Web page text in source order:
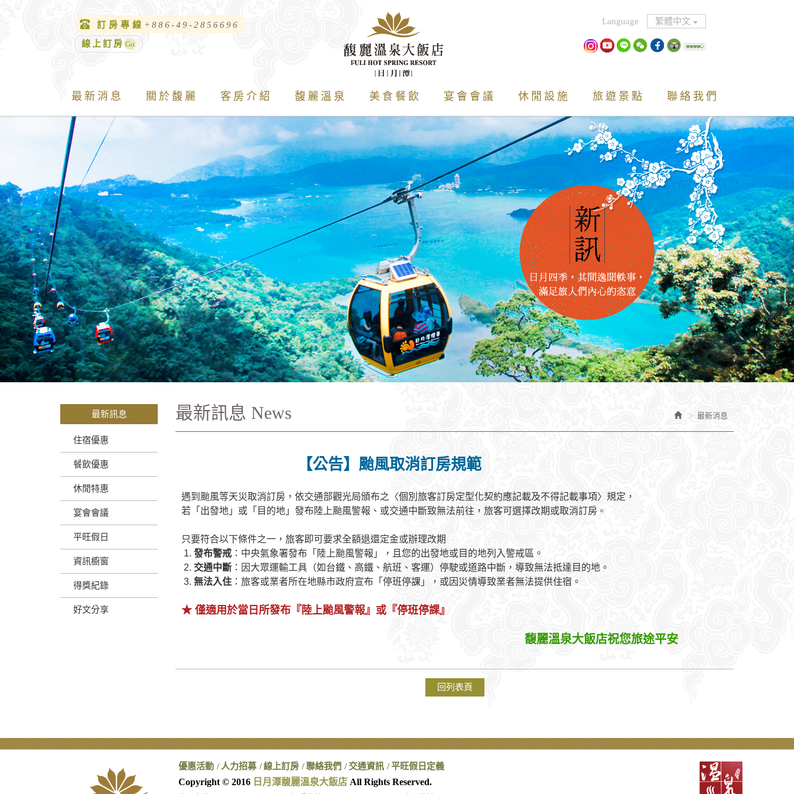
繁體中文
最新消息 關於馥麗 客房介紹 馥麗溫泉 美食餐飲 宴會會議 休閒設施 旅遊景點 聯絡我們
訂房專線 +886-49-2856696
線上訂房
最新訊息
住宿優惠
餐飲優惠
休閒特惠
宴會會議
平旺假日
資訊櫥窗
得獎紀錄
好文分享
最新消息
最新訊息 News
【公告】颱風取消訂房規範
遇到颱風等天災取消訂房，依交通部觀光局頒布之〈個別旅客訂房定型化契約應記載及不得記載事項〉規定，
若「出發地」或「目的地」發布陸上颱風警報、或交通中斷致無法前往，旅客可選擇改期或取消訂房 。
只要符合以下條件之一，旅客即可要求全額退還定金或辦理改期
1. 發布警戒 ：中央氣象署發布「陸上颱風警報」，且您的出發地或目的地列入警戒區。
2. 交通中斷 ：因大眾運輸工具（如台鐵、高鐵、航班、客運）停駛或道路中斷，導致無法抵達目的地。
3. 無法入住 ： 旅客或業者所在地縣市政府宣布「停班停課」，或因災情導致業者無法提供住宿。
★ 僅適用於當日 所發布 『陸上颱風警報』或『停班停課』
馥麗溫泉大飯店祝您旅途平安
回列表頁
優惠活動 人力招募 線上訂房 聯絡我們 交通資訊 平旺假日定義
Copyright © 2016 日月潭馥麗溫泉大飯店 All Rights Reserved.